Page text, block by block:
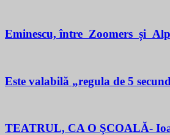
Eminescu, între Zoomers și
Este valabilă „regula de 5
TEATRUL, CA O ŞCOALĂ-